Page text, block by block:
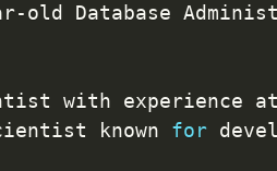
-old Database
with experience
known for